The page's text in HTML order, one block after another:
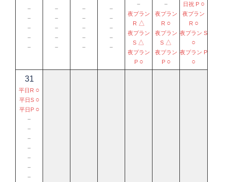
－
－
－
－
－
－
－
－
－
－
－
－
－
－
－
－
－
－
－
－
－
夜プラン
R △
夜プラン
S △
夜プラン
P ○
－
夜プラン
R ○
夜プラン
S △
夜プラン
P ○
日祝 P ○
夜プラン
R ○
夜プラン S
○
夜プラン P
○
31
平日R ○
平日S ○
平日P ○
－
－
－
－
－
－
－